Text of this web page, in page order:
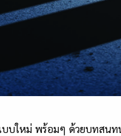
บใหม่ พร้อมๆ ด้วยบทสนท